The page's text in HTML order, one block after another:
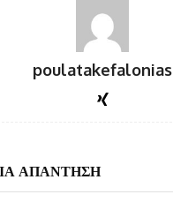
poulatakefalonias
ΑΠΑΝΤΗΣΗ